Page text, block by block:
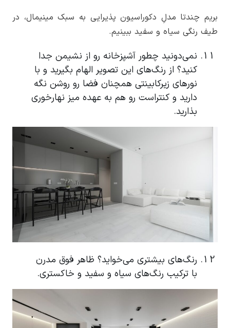
بریم چندتا مدلِ دکوراسیون پذیرایی به سبک مینیمال، در
طیف رنگی سیاه و سفید ببینیم.
نمی‌دونید چطور آشپزخانه رو از نشیمن جدا
کنید؟ از رنگ‌های این تصویر الهام بگیرید و با
نورهای زیرکابینتی همچنان فضا رو روشن نگه
دارید و کنتراست رو هم به عهده میز نهارخوری
بذارید.
رنگ‌های بیشتری می‌خواید؟ ظاهر فوق مدرن
با ترکیب رنگ‌های سیاه و سفید و خاکستری.